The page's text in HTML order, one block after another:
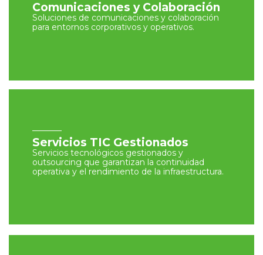
Comunicaciones y Colaboración
Soluciones de comunicaciones y colaboración
para entornos corporativos y operativos.
Servicios TIC Gestionados
Servicios tecnológicos gestionados y
outsourcing que garantizan la continuidad
operativa y el rendimiento de la infraestructura.